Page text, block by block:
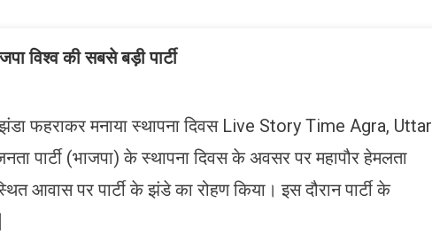
विश्व की सबसे बड़ी पार्टी
फहराकर मनाया स्थापना दिवस Live Story Time Agra, Uttar
पार्टी (भाजपा) के स्थापना दिवस के अवसर पर महापौर हेमलता
आवास पर पार्टी के झंडे का रोहण किया। इस दौरान पार्टी के